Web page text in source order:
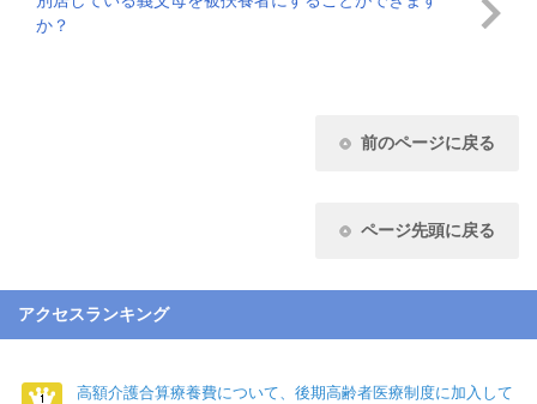
か？
前のページに戻る
ページ先頭に戻る
アクセスランキング
高額介護合算療養費について、後期高齢者医療制度に加入して